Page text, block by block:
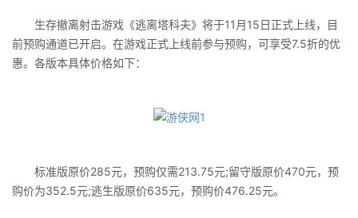
生存撤离射击游戏《逃离塔科夫》将于11月15日正式上线，目
前预购通道已开启。在游戏正式上线前参与预购，可享受7.5折的优
惠。各版本具体价格如下：
标准版原价285元，预购仅需213.75元;留守版原价470元，预
购价为352.5元;逃生版原价635元，预购价476.25元。